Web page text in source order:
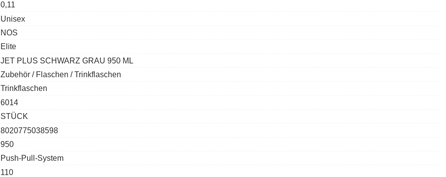
0,11
Unisex
NOS
Elite
JET PLUS SCHWARZ GRAU 950 ML
Zubehör / Flaschen / Trinkflaschen
Trinkflaschen
6014
STÜCK
8020775038598
950
Push-Pull-System
110